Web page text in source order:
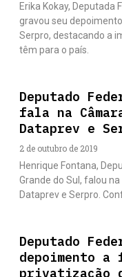
Erika Kokay, Deputada
gravou seu
Serpro, destacando a
têm para o país.
Deputado
fala na
Dataprev e
2 de outubro de 2019
Henrique Fontana,
Grande do Sul, falou
Dataprev e Serpro.
Deputado
depoimento a
privatização